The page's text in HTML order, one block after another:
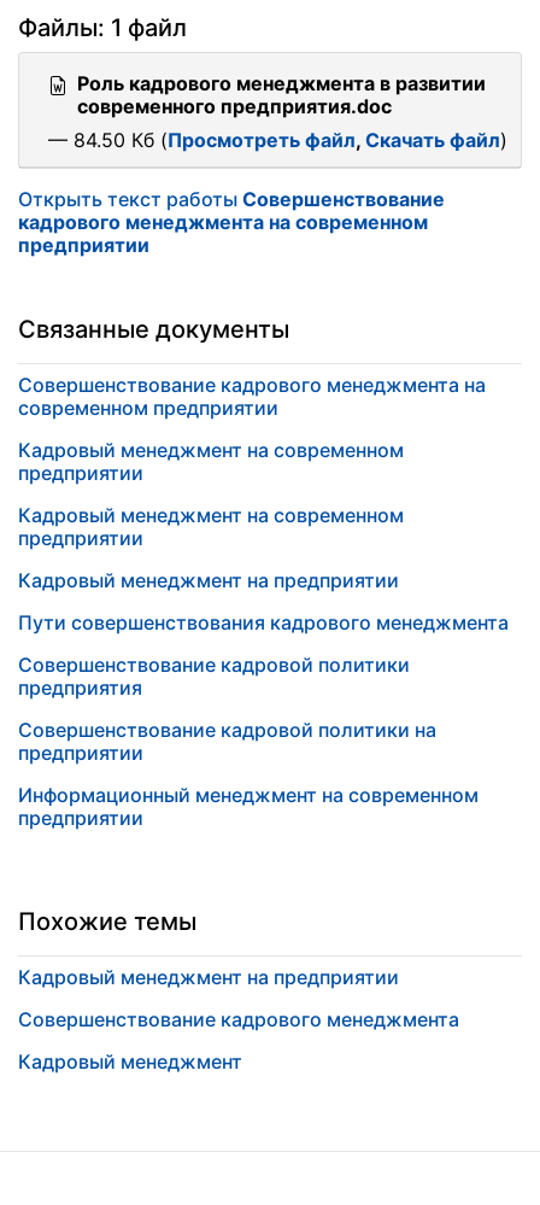
Файлы: 1 файл
Роль кадрового менеджмента в развитии
современного предприятия.doc
— 84.50 Кб (Просмотреть файл, Скачать файл)
Открыть текст работы Совершенствование
кадрового менеджмента на современном
предприятии
Связанные документы
Совершенствование кадрового менеджмента на
современном предприятии
Кадровый менеджмент на современном
предприятии
Кадровый менеджмент на современном
предприятии
Кадровый менеджмент на предприятии
Пути совершенствования кадрового менеджмента
Совершенствование кадровой политики
предприятия
Совершенствование кадровой политики на
предприятии
Информационный менеджмент на современном
предприятии
Похожие темы
Кадровый менеджмент на предприятии
Совершенствование кадрового менеджмента
Кадровый менеджмент